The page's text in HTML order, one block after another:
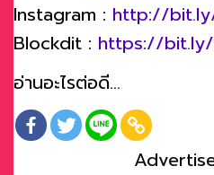
Instagram : http://
Blockdit : https://bit.ly/
อ่านอะไรต่อดี…